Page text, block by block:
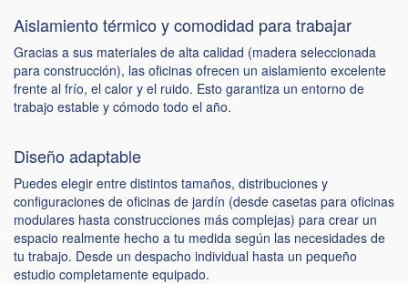
Aislamiento térmico y comodidad para trabajar
Gracias a sus materiales de alta calidad (madera seleccionada
para construcción), las oficinas ofrecen un aislamiento excelente
frente al frío, el calor y el ruido. Esto garantiza un entorno de
trabajo estable y cómodo todo el año.
Diseño adaptable
Puedes elegir entre distintos tamaños, distribuciones y
configuraciones de oficinas de jardín (desde casetas para oficinas
modulares hasta construcciones más complejas) para crear un
espacio realmente hecho a tu medida según las necesidades de
tu trabajo. Desde un despacho individual hasta un pequeño
estudio completamente equipado.